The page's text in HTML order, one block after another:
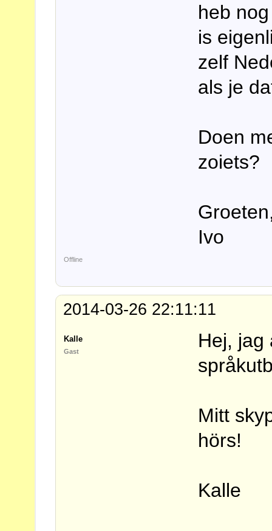
heb
is
zelf
als je
Doen
zoiets?
Ivo
Offline
2014-03-26 22:11:11
Kalle
Gast
Hej, jag
Mitt
hörs!
Kalle